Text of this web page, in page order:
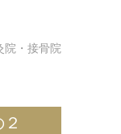
院・接骨院